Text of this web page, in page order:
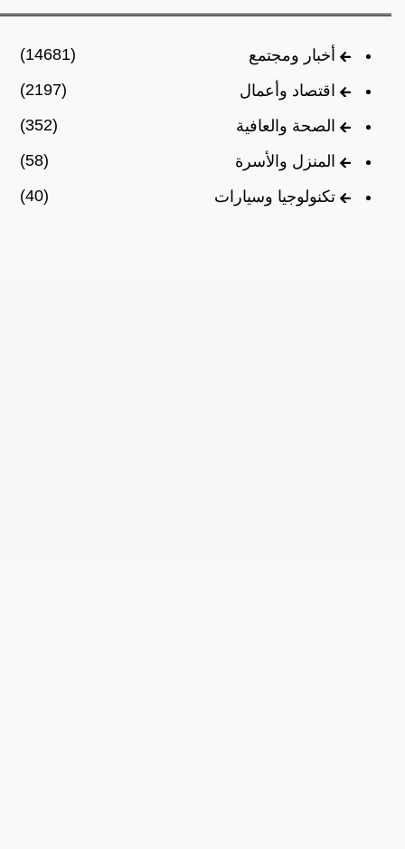
أخبار ومجتمع
(14681)
اقتصاد وأعمال
(2197)
الصحة والعافية
(352)
المنزل والأسرة
(58)
تكنولوجيا وسيارات
(40)